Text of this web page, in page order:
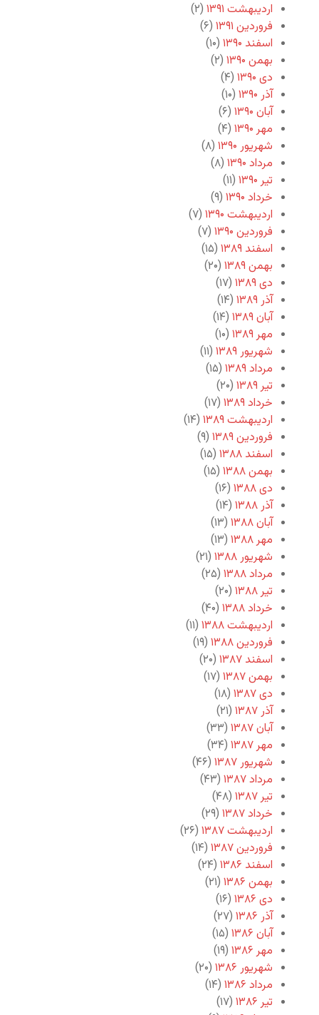
اردیبهشت ۱۳۹۱
(۲)
فروردین ۱۳۹۱
(۶)
اسفند ۱۳۹۰
(۱۰)
بهمن ۱۳۹۰
(۲)
دی ۱۳۹۰
(۴)
آذر ۱۳۹۰
(۱۰)
آبان ۱۳۹۰
(۶)
مهر ۱۳۹۰
(۴)
شهریور ۱۳۹۰
(۸)
مرداد ۱۳۹۰
(۸)
تیر ۱۳۹۰
(۱۱)
خرداد ۱۳۹۰
(۹)
اردیبهشت ۱۳۹۰
(۷)
فروردین ۱۳۹۰
(۷)
اسفند ۱۳۸۹
(۱۵)
بهمن ۱۳۸۹
(۲۰)
دی ۱۳۸۹
(۱۷)
آذر ۱۳۸۹
(۱۴)
آبان ۱۳۸۹
(۱۴)
مهر ۱۳۸۹
(۱۰)
شهریور ۱۳۸۹
(۱۱)
مرداد ۱۳۸۹
(۱۵)
تیر ۱۳۸۹
(۲۰)
خرداد ۱۳۸۹
(۱۷)
اردیبهشت ۱۳۸۹
(۱۴)
فروردین ۱۳۸۹
(۹)
اسفند ۱۳۸۸
(۱۵)
بهمن ۱۳۸۸
(۱۵)
دی ۱۳۸۸
(۱۶)
آذر ۱۳۸۸
(۱۴)
آبان ۱۳۸۸
(۱۳)
مهر ۱۳۸۸
(۱۳)
شهریور ۱۳۸۸
(۲۱)
مرداد ۱۳۸۸
(۲۵)
تیر ۱۳۸۸
(۲۰)
خرداد ۱۳۸۸
(۴۰)
اردیبهشت ۱۳۸۸
(۱۱)
فروردین ۱۳۸۸
(۱۹)
اسفند ۱۳۸۷
(۲۰)
بهمن ۱۳۸۷
(۱۷)
دی ۱۳۸۷
(۱۸)
آذر ۱۳۸۷
(۲۱)
آبان ۱۳۸۷
(۳۳)
مهر ۱۳۸۷
(۳۴)
شهریور ۱۳۸۷
(۴۶)
مرداد ۱۳۸۷
(۴۳)
تیر ۱۳۸۷
(۴۸)
خرداد ۱۳۸۷
(۲۹)
اردیبهشت ۱۳۸۷
(۲۶)
فروردین ۱۳۸۷
(۱۴)
اسفند ۱۳۸۶
(۲۴)
بهمن ۱۳۸۶
(۲۱)
دی ۱۳۸۶
(۱۶)
آذر ۱۳۸۶
(۲۷)
آبان ۱۳۸۶
(۱۵)
مهر ۱۳۸۶
(۱۹)
شهریور ۱۳۸۶
(۲۰)
مرداد ۱۳۸۶
(۱۴)
تیر ۱۳۸۶
(۱۷)